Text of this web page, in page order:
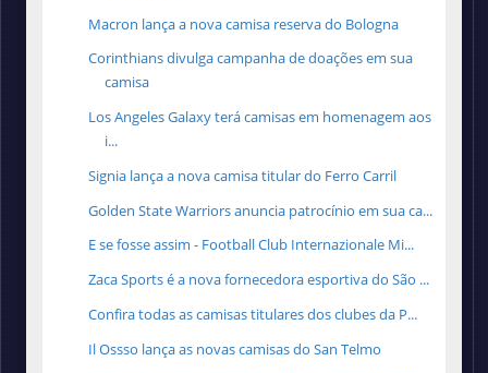
Macron lança a nova camisa reserva do Bologna
Corinthians divulga campanha de doações em sua
camisa
Los Angeles Galaxy terá camisas em homenagem aos
i...
Signia lança a nova camisa titular do Ferro Carril
Golden State Warriors anuncia patrocínio em sua ca...
E se fosse assim - Football Club Internazionale Mi...
Zaca Sports é a nova fornecedora esportiva do São ...
Confira todas as camisas titulares dos clubes da P...
Il Ossso lança as novas camisas do San Telmo